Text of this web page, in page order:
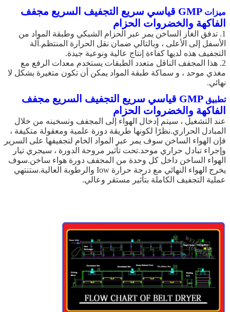
ميزات
GMP قياسي سريع التجفيف السريع مجفف
الفاكهة والخضروات الحزام
1. تدفق الغاز الساخن يمر عبر الحزام الشبكي وطبقة المواد من
الأسفل إلى الأعلى ، وبالتالي ضمان نقل الحرارة المنتظم.آلة
التجفيف هذه لديها كفاءة إنتاج عالية ونوعية جيدة.
2. هذا المجفف الناقل متعدد الطبقات يستخدم معدات الرفع مع
مغذي موحد ، و سماكة طبقة المواد يمكن أن تكون متغيرة بشكل لا
نهائي.
تطبيق
GMP قياسي سريع التجفيف السريع مجفف
الفاكهة والخضروات الحزام
عند التشغيل ، سيتم إدخال الهواء إلى المجفف وتسخينه من خلال
المبادل الحراري.نظرًا لكونها طريقة دورة علمية ومعقولة متكيفة ،
فإن الهواء الساخن سوف يمر عبر المواد الخام لتجفيفها على السرير
وإجراء تبادل حراري موحد.تحت تأثير مروحة الدورة ، سيجري تيار
الهواء الساخن داخل كل وحدة من المجفف دورة هواء ساخن.سوف
يخرج الهواء النهائي مع درجة حرارة Iow والرطوبة العالية.ستنتهي
عملية التجفيف الكاملة بتأثير مستقر وعالي.